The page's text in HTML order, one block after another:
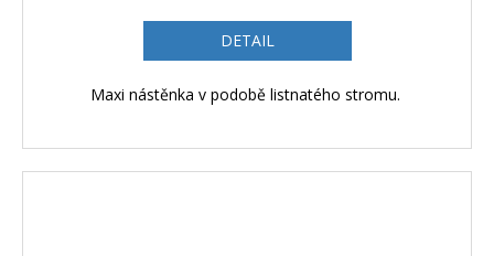
DETAIL
Maxi nástěnka v podobě listnatého stromu.